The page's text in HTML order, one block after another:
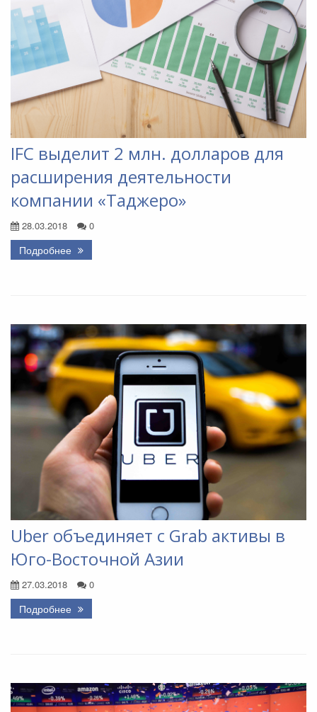
IFC выделит 2 млн. долларов для
расширения деятельности
компании «Таджеро»
28.03.2018 0
Подробнее
Uber объединяет с Grab активы в
Юго-Восточной Азии
27.03.2018 0
Подробнее